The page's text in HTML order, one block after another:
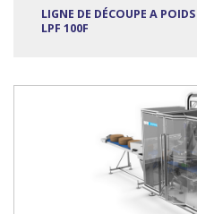
LIGNE DE DÉCOUPE A
LPF 100F